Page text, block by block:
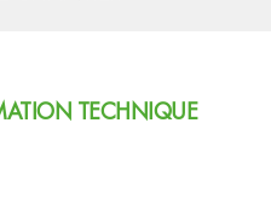
TECHNIQUE